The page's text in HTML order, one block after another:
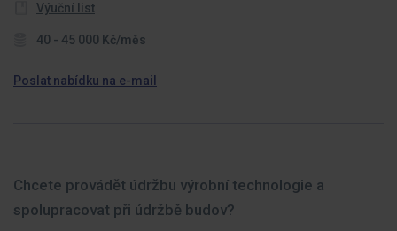
Výuční list
40 - 45 000 Kč/měs
Poslat nabídku na e-mail
Chcete provádět údržbu výrobní technologie a
spolupracovat při údržbě budov?